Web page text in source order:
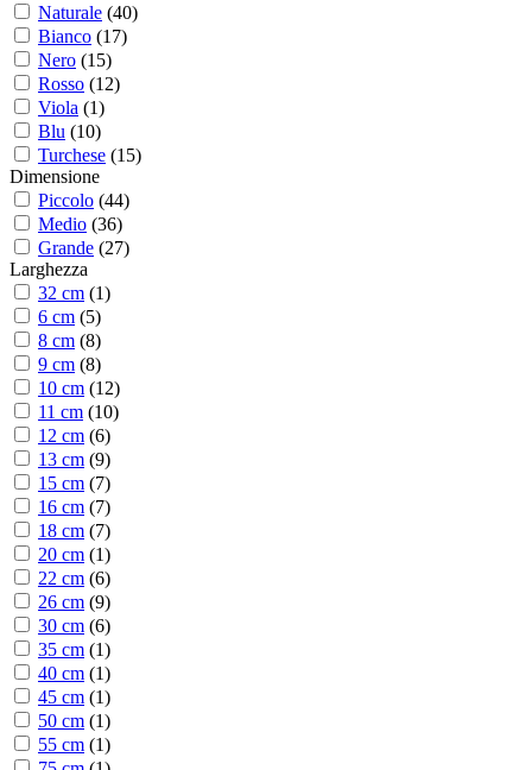
Naturale (40)
Bianco (17)
Nero (15)
Rosso (12)
Viola (1)
Blu (10)
Turchese (15)
Dimensione
Piccolo (44)
Medio (36)
Grande (27)
Larghezza
32 cm (1)
6 cm (5)
8 cm (8)
9 cm (8)
10 cm (12)
11 cm (10)
12 cm (6)
13 cm (9)
15 cm (7)
16 cm (7)
18 cm (7)
20 cm (1)
22 cm (6)
26 cm (9)
30 cm (6)
35 cm (1)
40 cm (1)
45 cm (1)
50 cm (1)
55 cm (1)